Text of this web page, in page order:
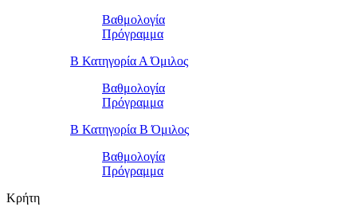
Βαθμολογία
Πρόγραμμα
Β Κατηγορία Α Όμιλος
Βαθμολογία
Πρόγραμμα
Β Κατηγορία Β Όμιλος
Βαθμολογία
Πρόγραμμα
Κρήτη